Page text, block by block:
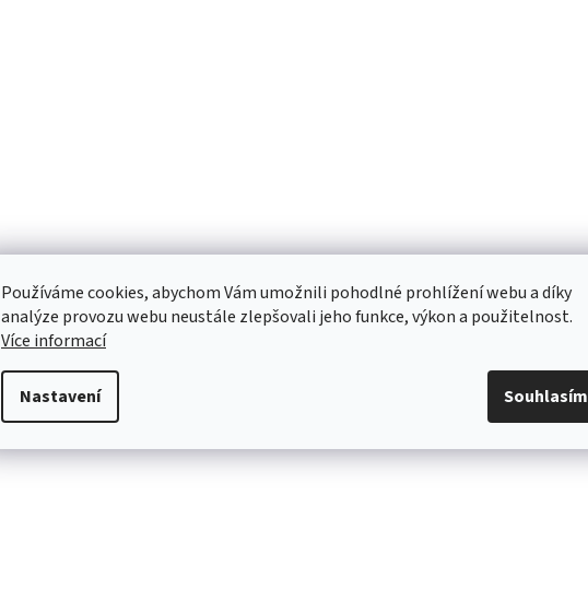
Používáme cookies, abychom Vám umožnili pohodlné prohlížení webu a díky
analýze provozu webu neustále zlepšovali jeho funkce, výkon a použitelnost.
Více informací
Nastavení Souhlasím